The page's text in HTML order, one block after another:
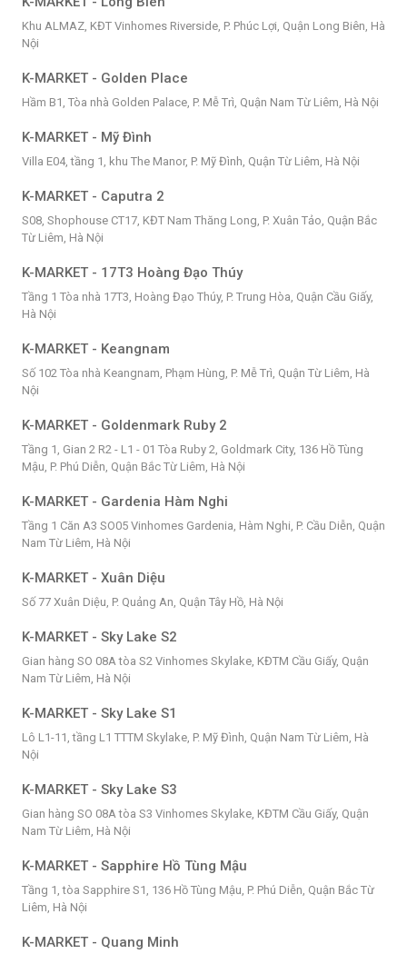
Khu ALMAZ, KĐT Vinhomes Riverside, P. Phúc Lợi, Quận Long Biên, Hà
Nội
K-MARKET - Golden Place
Hầm B1, Tòa nhà Golden Palace, P. Mễ Trì, Quận Nam Từ Liêm, Hà Nội
K-MARKET - Mỹ Đình
Villa E04, tầng 1, khu The Manor, P. Mỹ Đình, Quận Từ Liêm, Hà Nội
K-MARKET - Caputra 2
S08, Shophouse CT17, KĐT Nam Thăng Long, P. Xuân Tảo, Quận Bắc
Từ Liêm, Hà Nội
K-MARKET - 17T3 Hoàng Đạo Thúy
Tầng 1 Tòa nhà 17T3, Hoàng Đạo Thúy, P. Trung Hòa, Quận Cầu Giấy,
Hà Nội
K-MARKET - Keangnam
Số 102 Tòa nhà Keangnam, Phạm Hùng, P. Mễ Trì, Quận Từ Liêm, Hà
Nội
K-MARKET - Goldenmark Ruby 2
Tầng 1, Gian 2 R2 - L1 - 01 Tòa Ruby 2, Goldmark City, 136 Hồ Tùng
Mậu, P. Phú Diễn, Quận Bắc Từ Liêm, Hà Nội
K-MARKET - Gardenia Hàm Nghi
Tầng 1 Căn A3 SO05 Vinhomes Gardenia, Hàm Nghi, P. Cầu Diễn, Quận
Nam Từ Liêm, Hà Nội
K-MARKET - Xuân Diệu
Số 77 Xuân Diệu, P. Quảng An, Quận Tây Hồ, Hà Nội
K-MARKET - Sky Lake S2
Gian hàng SO 08A tòa S2 Vinhomes Skylake, KĐTM Cầu Giấy, Quận
Nam Từ Liêm, Hà Nội
K-MARKET - Sky Lake S1
Lô L1-11, tầng L1 TTTM Skylake, P. Mỹ Đình, Quận Nam Từ Liêm, Hà
Nội
K-MARKET - Sky Lake S3
Gian hàng SO 08A tòa S3 Vinhomes Skylake, KĐTM Cầu Giấy, Quận
Nam Từ Liêm, Hà Nội
K-MARKET - Sapphire Hồ Tùng Mậu
Tầng 1, tòa Sapphire S1, 136 Hồ Tùng Mậu, P. Phú Diễn, Quận Bắc Từ
Liêm, Hà Nội
K-MARKET - Quang Minh